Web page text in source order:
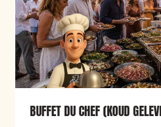
BUFFET DU CHEF (KOUD